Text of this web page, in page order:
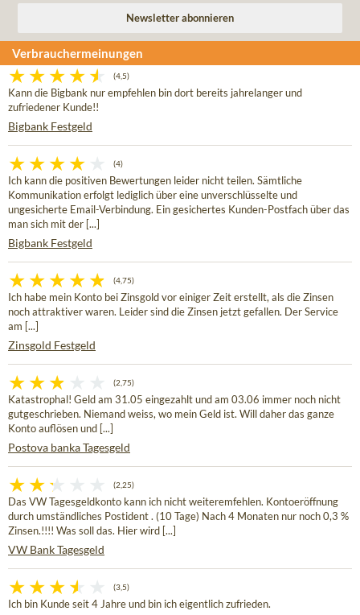
Verbrauchermeinungen
(4,5)
Kann die Bigbank nur empfehlen bin dort bereits jahrelanger und
zufriedener Kunde!!
Bigbank Festgeld
(4)
Ich kann die positiven Bewertungen leider nicht teilen. Sämtliche
Kommunikation erfolgt lediglich über eine unverschlüsselte und
ungesicherte Email-Verbindung. Ein gesichertes Kunden-Postfach über das
man sich mit der [...]
Bigbank Festgeld
(4,75)
Ich habe mein Konto bei Zinsgold vor einiger Zeit erstellt, als die Zinsen
noch attraktiver waren. Leider sind die Zinsen jetzt gefallen. Der Service
am [...]
Zinsgold Festgeld
(2,75)
Katastrophal! Geld am 31.05 eingezahlt und am 03.06 immer noch nicht
gutgeschrieben. Niemand weiss, wo mein Geld ist. Will daher das ganze
Konto auflösen und [...]
Postova banka Tagesgeld
(2,25)
Das VW Tagesgeldkonto kann ich nicht weiteremfehlen. Kontoeröffnung
durch umständliches Postident . (10 Tage) Nach 4 Monaten nur noch 0,3 %
Zinsen.!!!! Was soll das. Hier wird [...]
VW Bank Tagesgeld
(3,5)
Ich bin Kunde seit 4 Jahre und bin ich eigentlich zufrieden.